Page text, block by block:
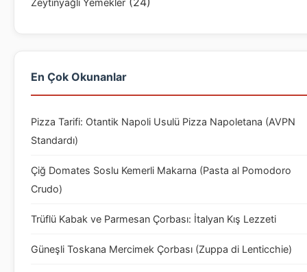
En Çok Okunanlar
Pizza Tarifi: Otantik Napoli Usulü Pizza Napoletana (AVPN
Standardı)
Çiğ Domates Soslu Kemerli Makarna (Pasta al Pomodoro
Crudo)
Trüflü Kabak ve Parmesan Çorbası: İtalyan Kış Lezzeti
Güneşli Toskana Mercimek Çorbası (Zuppa di Lenticchie)